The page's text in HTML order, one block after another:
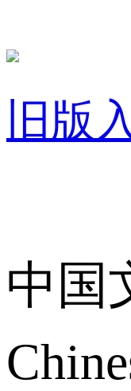
旧版
中国